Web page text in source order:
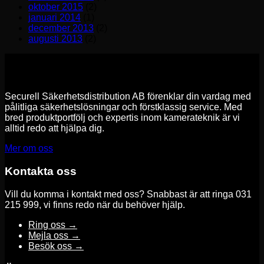
oktober 2015
januari 2014
december 2013
augusti 2013
Securell Säkerhetsdistribution AB förenklar din vardag med
pålitliga säkerhetslösningar och förstklassig service. Med
bred produktportfölj och expertis inom kamerateknik är vi
alltid redo att hjälpa dig.
Mer om oss
Kontakta oss
Vill du komma i kontakt med oss? Snabbast är att ringa 031
215 999, vi finns redo när du behöver hjälp.
Ring oss →
Mejla oss →
Besök oss →